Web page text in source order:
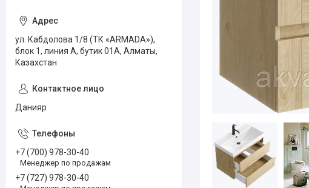
ул. Кабдолова 1/8 (ТК «ARMADA»),
блок 1, линия А, бутик 01А, Алматы,
Казахстан
Данияр
+7 (700) 978-30-40
Менеджер по продажам
+7 (727) 978-30-40